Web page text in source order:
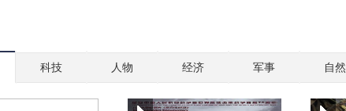
科技 人物 经济 军事 自然